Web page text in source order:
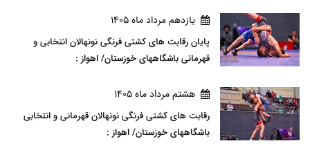
يازدهم مرداد ماه 1405
پایان رقابت های کشتی فرنگی نونهالان انتخابی و
قهرمانی باشگاههای خوزستان/ اهواز :
هشتم مرداد ماه 1405
رقابت های کشتی فرنگی نونهالان قهرمانی و انتخابی
باشگاههای خوزستان/ اهواز :